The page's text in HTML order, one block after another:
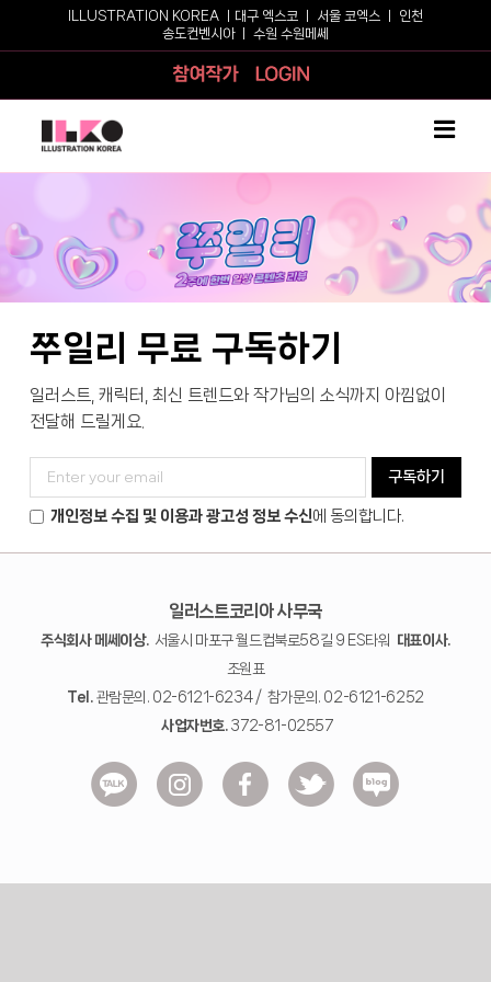
ILLUSTRATION KOREA ㅣ 대구 엑스코 서울 코엑스
인천
송도컨벤시아ㅣ 수원 수원메쎄
참여작가
쭈일리 무료 구독하기
일러스트, 캐릭터, 최신 트렌드와 작가님의 소식까지 아낌없이
전달해 드릴게요.
구독하기
개인정보 수집 및 이용과 광고성 정보 수신에 동의합니다.
일러스트코리아 사무국
주식회사 메쎄이상.서울시 마포구 월드컵북로58길 9 ES타워
대표이사.
조원표
Tel.관람문의. 02-6121-6234 / 참가문의. 02-6121-6252
사업자번호.372-81-02557